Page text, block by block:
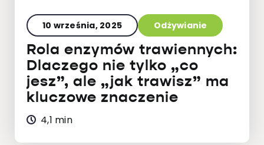
10 września, 2025 Odżywianie
Rola enzymów trawiennych:
Dlaczego nie tylko „co
jesz”, ale „jak trawisz” ma
kluczowe znaczenie
4,1 min